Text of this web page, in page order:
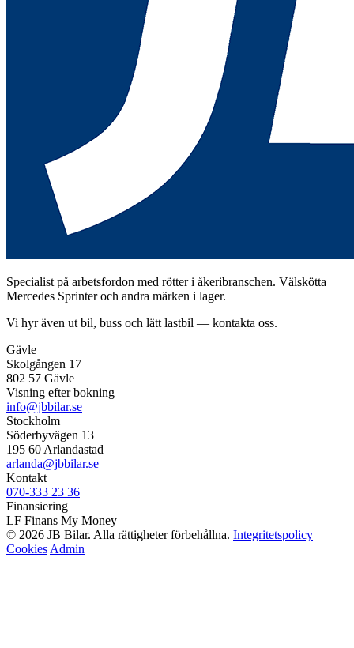
Specialist på arbetsfordon med rötter i åkeribranschen. Välskötta
Mercedes Sprinter och andra märken i lager.
Vi hyr även ut bil, buss och lätt lastbil — kontakta oss.
Gävle
Skolgången 17
802 57 Gävle
Visning efter bokning
info@jbbilar.se
Stockholm
Söderbyvägen 13
195 60 Arlandastad
arlanda@jbbilar.se
Kontakt
070-333 23 36
Finansiering
LF Finans My Money
© 2026 JB Bilar. Alla rättigheter förbehållna. Integritetspolicy
Cookies Admin